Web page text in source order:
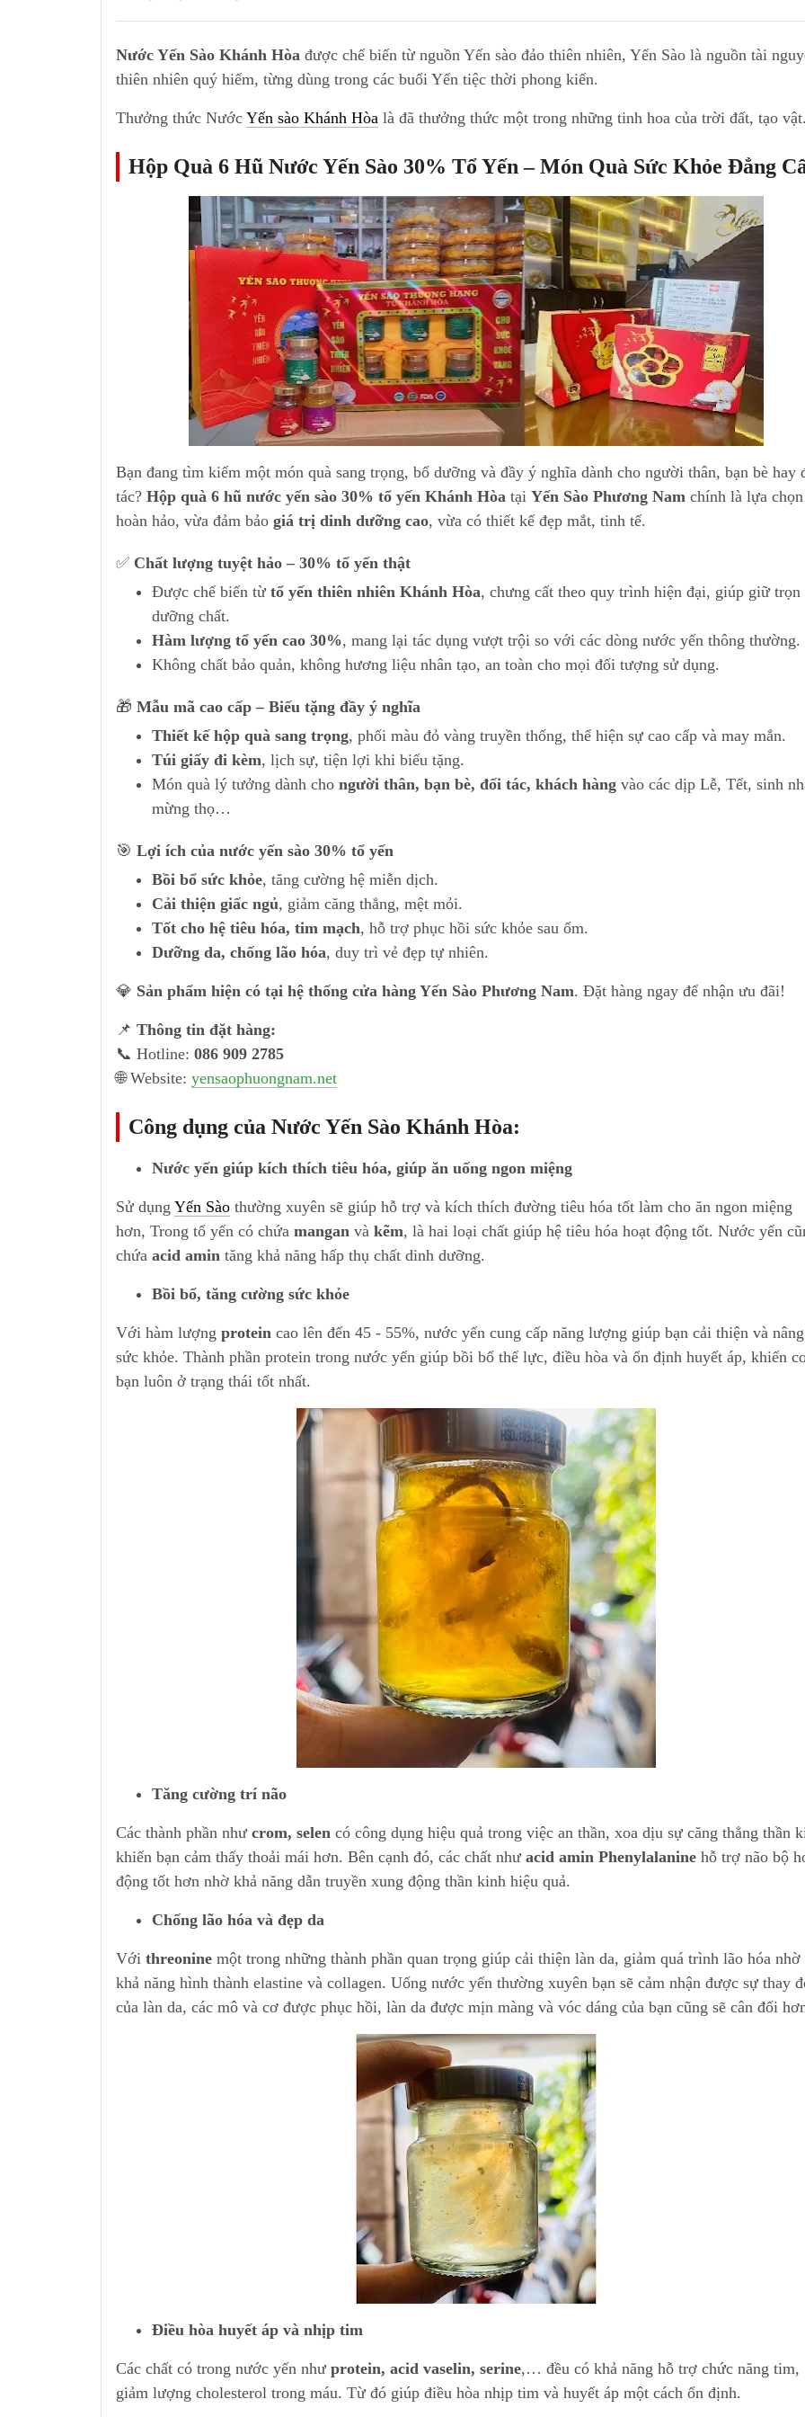
Nước Yến Sào Khánh Hòa được chế biến từ nguồn Yến sào đảo thiên nhiên, Yến Sào là nguồn tài
thiên nhiên quý hiếm, từng dùng trong các buổi Yến tiệc thời phong kiến.
Thưởng thức Nước Yến sào Khánh Hòa là đã thưởng thức một trong những tinh hoa của trời đất, tạo vật.
Hộp Quà 6 Hũ Nước Yến Sào 30% Tổ Yến – Món Quà Sức Khỏe Đẳng
Bạn đang tìm kiếm một món quà sang trọng, bổ dưỡng và đầy ý nghĩa dành cho người thân, bạn bè hay
tác? Hộp quà 6 hũ nước yến sào 30% tổ yến Khánh Hòa tại Yến Sào Phương Nam chính là lựa chọn
hoàn hảo, vừa đảm bảo giá trị dinh dưỡng cao, vừa có thiết kế đẹp mắt, tinh tế.
✅ Chất lượng tuyệt hảo – 30% tổ yến thật
Được chế biến từ tổ yến thiên nhiên Khánh Hòa, chưng cất theo quy trình hiện đại, giúp giữ trọn
dưỡng chất.
Hàm lượng tổ yến cao 30%, mang lại tác dụng vượt trội so với các dòng nước yến thông thường.
Không chất bảo quản, không hương liệu nhân tạo, an toàn cho mọi đối tượng sử dụng.
🎁 Mẫu mã cao cấp – Biếu tặng đầy ý nghĩa
Thiết kế hộp quà sang trọng, phối màu đỏ vàng truyền thống, thể hiện sự cao cấp và may mắn.
Túi giấy đi kèm, lịch sự, tiện lợi khi biếu tặng.
Món quà lý tưởng dành cho người thân, bạn bè, đối tác, khách hàng vào các dịp Lễ, Tết, sinh
mừng thọ…
🎯 Lợi ích của nước yến sào 30% tổ yến
Bồi bổ sức khỏe, tăng cường hệ miễn dịch.
Cải thiện giấc ngủ, giảm căng thẳng, mệt mỏi.
Tốt cho hệ tiêu hóa, tim mạch, hỗ trợ phục hồi sức khỏe sau ốm.
Dưỡng da, chống lão hóa, duy trì vẻ đẹp tự nhiên.
💎 Sản phẩm hiện có tại hệ thống cửa hàng Yến Sào Phương Nam. Đặt hàng ngay để nhận ưu đãi!
📌 Thông tin đặt hàng:
📞 Hotline: 086 909 2785
🌐 Website: yensaophuongnam.net
Công dụng của Nước Yến Sào Khánh Hòa:
Nước yến giúp kích thích tiêu hóa, giúp ăn uống ngon miệng
Sử dụng Yến Sào thường xuyên sẽ giúp hỗ trợ và kích thích đường tiêu hóa tốt làm cho ăn ngon miệng
hơn, Trong tổ yến có chứa mangan và kẽm, là hai loại chất giúp hệ tiêu hóa hoạt động tốt. Nước yến
chứa acid amin tăng khả năng hấp thụ chất dinh dưỡng.
Bồi bổ, tăng cường sức khỏe
Với hàm lượng protein cao lên đến 45 - 55%, nước yến cung cấp năng lượng giúp bạn cải thiện và
sức khỏe. Thành phần protein trong nước yến giúp bồi bổ thể lực, điều hòa và ổn định huyết áp, khiến
bạn luôn ở trạng thái tốt nhất.
Tăng cường trí não
Các thành phần như crom, selen có công dụng hiệu quả trong việc an thần, xoa dịu sự căng thẳng thần
khiến bạn cảm thấy thoải mái hơn. Bên cạnh đó, các chất như acid amin Phenylalanine hỗ trợ não bộ
động tốt hơn nhờ khả năng dẫn truyền xung động thần kinh hiệu quả.
Chống lão hóa và đẹp da
Với threonine một trong những thành phần quan trọng giúp cải thiện làn da, giảm quá trình lão hóa nhờ
khả năng hình thành elastine và collagen. Uống nước yến thường xuyên bạn sẽ cảm nhận được sự thay
của làn da, các mô và cơ được phục hồi, làn da được mịn màng và vóc dáng của bạn cũng sẽ cân đối
Điều hòa huyết áp và nhịp tim
Các chất có trong nước yến như protein, acid vaselin, serine,… đều có khả năng hỗ trợ chức năng tim,
giảm lượng cholesterol trong máu. Từ đó giúp điều hòa nhịp tim và huyết áp một cách ổn định.